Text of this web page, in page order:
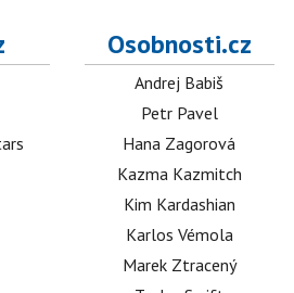
Osobnosti.cz
Andrej Babiš
Petr Pavel
Hana Zagorová
Kazma Kazmitch
Kim Kardashian
Karlos Vémola
Marek Ztracený